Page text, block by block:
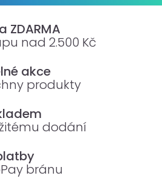
ZDARMA
nad 2.500 Kč
akce
produkty
dodání
bránu